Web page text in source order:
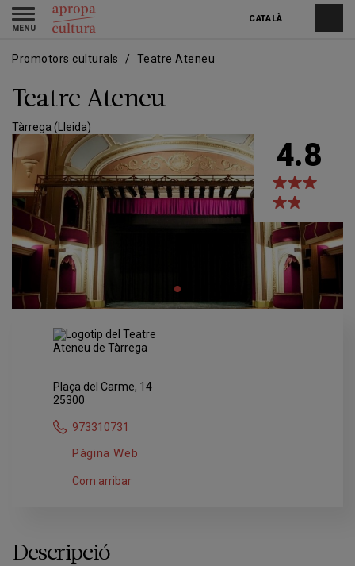
Vés
contingut
Skip
main
CATALÀ
Toggle
navigation
Promotors culturals Teatre Ateneu
Teatre Ateneu
Tàrrega (Lleida)
4.8
Plaça del Carme, 14
25300
973310731
Pàgina Web
Com arribar
Descripció